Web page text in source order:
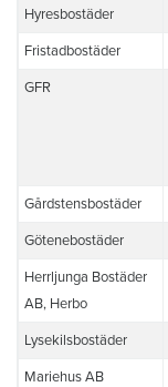
Hyresbostäder
Fristadbostäder
GFR
Gårdstensbostäder
Götenebostäder
Herrljunga Bostäder
AB, Herbo
Lysekilsbostäder
Mariehus AB